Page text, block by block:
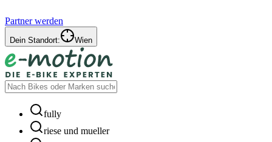
Partner werden
Dein Standort: Wien
fully
riese und mueller